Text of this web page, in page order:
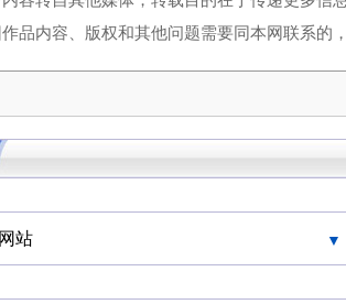
品内容、版权和其他问题需要同本网联系
站
输协会官网